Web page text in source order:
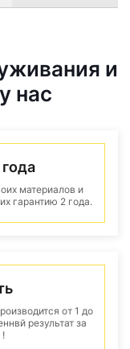
и
нас
материалов и
гарантию 2 года.
от 1 до
результат за
!